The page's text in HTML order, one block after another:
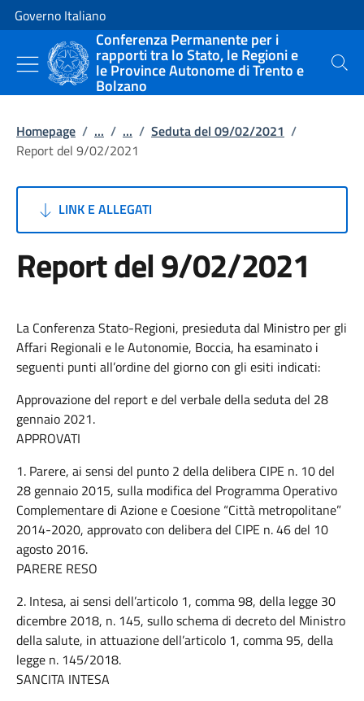
Vai al contenuto
Vai alla navigazione del sito
Governo Italiano
Conferenza Permanente per i
rapporti tra lo Stato, le Regioni e
le Province Autonome di Trento e
Bolzano
Cerca
Homepage / ... / ... / Seduta del 09/02/2021 /
Report del 9/02/2021
LINK E ALLEGATI
Report del 9/02/2021
La Conferenza Stato-Regioni, presieduta dal Ministro per gli
Affari Regionali e le Autonomie, Boccia, ha esaminato i
seguenti punti all’ordine del giorno con gli esiti indicati:
Approvazione del report e del verbale della seduta del 28
gennaio 2021.
APPROVATI
1. Parere, ai sensi del punto 2 della delibera CIPE n. 10 del
28 gennaio 2015, sulla modifica del Programma Operativo
Complementare di Azione e Coesione “Città metropolitane”
2014-2020, approvato con delibera del CIPE n. 46 del 10
agosto 2016.
PARERE RESO
2. Intesa, ai sensi dell’articolo 1, comma 98, della legge 30
dicembre 2018, n. 145, sullo schema di decreto del Ministro
della salute, in attuazione dell’articolo 1, comma 95, della
legge n. 145/2018.
SANCITA INTESA